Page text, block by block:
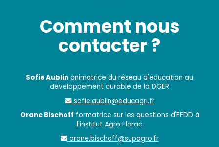
Comment nous
contacter ?
Sofie Aublin animatrice du réseau d'éducation au
développement durable de la DGER
sofie.aublin@educagri.fr
Orane Bischoff formatrice sur les questions d'EEDD à
l'institut Agro Florac
orane.bischoff@supagro.fr